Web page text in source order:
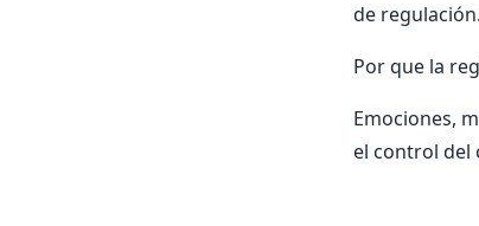
de regulación.
Por que la
Emociones,
el control del